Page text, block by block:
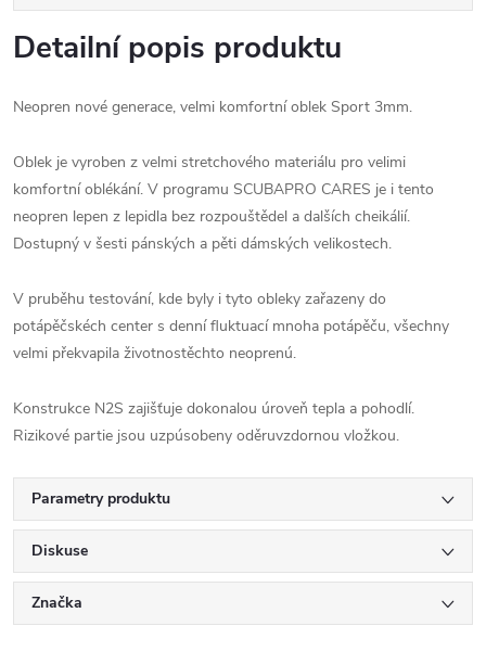
Detailní popis produktu
Neopren nové generace, velmi komfortní oblek Sport 3mm.
Oblek je vyroben z velmi stretchového materiálu pro velimi
komfortní oblékání. V programu SCUBAPRO CARES je i tento
neopren lepen z lepidla bez rozpouštědel a dalších cheikálií.
Dostupný v šesti pánských a pěti dámských velikostech.
V pruběhu testování, kde byly i tyto obleky zařazeny do
potápěčskéch center s denní fluktuací mnoha potápěču, všechny
velmi překvapila životnostěchto neoprenú.
Konstrukce N2S zajišťuje dokonalou úroveň tepla a pohodlí.
Rizikové partie jsou uzpúsobeny oděruvzdornou vložkou.
Parametry produktu
Diskuse
Značka